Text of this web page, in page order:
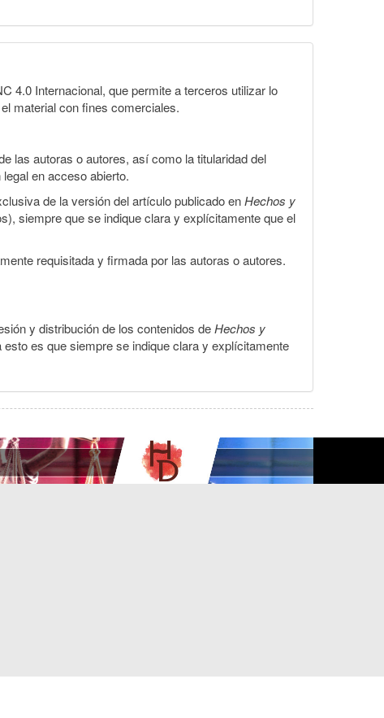
4.0 Internacional, que permite a terceros utilizar lo
material con fines comerciales.
las autoras o autores, así como la titularidad del
en acceso abierto.
de la versión del artículo publicado enHechos y
siempre que se indique clara y explícitamente que el
requisitada y firmada por las autoras o autores.
y distribución de los contenidos deHechos y
es que siempre se indique clara y explícitamente